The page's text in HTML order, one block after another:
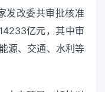
发改委共审批核准
亿元，其中审
源、交通、水利等